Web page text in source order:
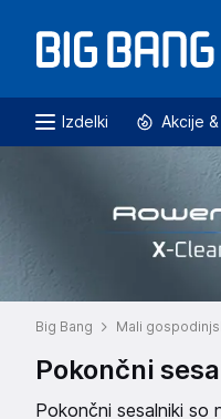
Izdelki Akcije
Big Bang Mali
Pokončni
Pokončni sesalniki so